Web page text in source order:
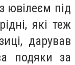
ювілеєм під
які теж
дарував
подяки за